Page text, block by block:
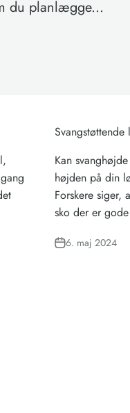
du planlægge...
Kan
højden på din
Forskere siger,
sko der er
6. maj 2024